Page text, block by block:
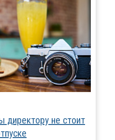
директору не стоит